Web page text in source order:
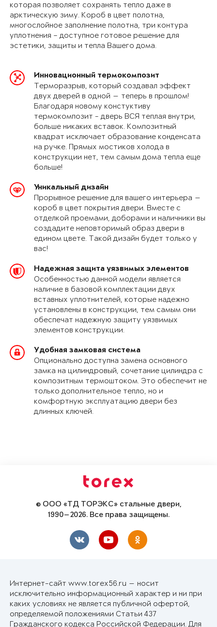
которая позволяет сохранять тепло даже в
арктическую зиму. Короб в цвет полотна,
многослойное заполнение полотна, три контура
уплотнения – доступное готовое решение для
эстетики, защиты и тепла Вашего дома.
Инновационный термокомпозит
Терморазрыв, который создавал эффект
двух дверей в одной — теперь в прошлом!
Благодаря новому констуктиву
термокомпозит - дверь ВСЯ теплая внутри,
больше никаких вставок. Композитный
квадрат исключает образование конденсата
на ручке. Прямых мостиков холода в
конструкции нет, тем самым дома тепла еще
больше!
Уникальный дизайн
Прорывное решение для вашего интерьера —
короб в цвет покрытия двери. Вместе с
отделкой проемами, доборами и наличники вы
создадите неповторимый образ двери в
едином цвете. Такой дизайн будет только у
вас!
Надежная защита уязвимых элементов
Особенностью данной модели является
наличие в базовой комплектации двух
вставных уплотнителей, которые надежно
установлены в конструкции, тем самым они
обеспечат надежную защиту уязвимых
элементов конструкции.
Удобная замковая система
Опционально доступна замена основного
замка на цилиндровый, сочетание цилиндра с
композитным термоштоком. Это обеспечит не
только дополнительное тепло, но и
комфортную эксплуатацию двери без
длинных ключей.
© ООО «ТД ТОРЭКС» стальные двери,
1990—2026. Все права защищены.
Интернет-сайт www.torex56.ru — носит
исключительно информационный характер и ни при
каких условиях не является публичной офертой,
определяемой положениями Статьи 437
Гражданского кодекса Российской Федерации. Для